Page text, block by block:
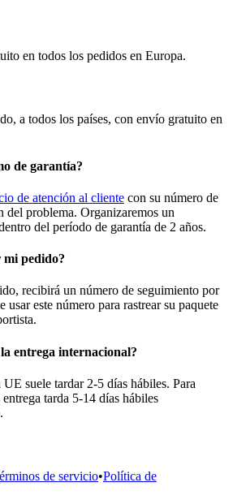
en todos los pedidos en Europa.
a todos los países, con envío gratuito en
de garantía?
de atención al cliente con su número de
del problema. Organizaremos un
del período de garantía de 2 años.
mi pedido?
recibirá un número de seguimiento por
usar este número para rastrear su paquete
entrega internacional?
suele tardar 2-5 días hábiles. Para
tarda 5-14 días hábiles
de servicio•Política de